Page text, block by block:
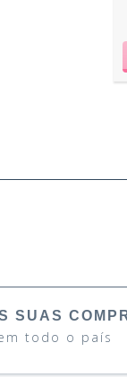
SUAS
todo o país